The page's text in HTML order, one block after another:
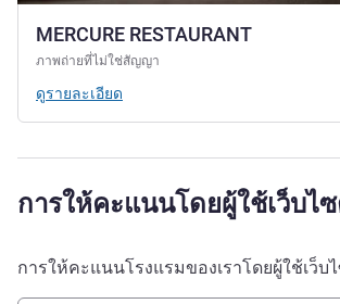
MERCURE RESTAURANT
ภาพถ่ายที่ไม่ใช่สัญญา
ดูรายละเอียด
การให้คะแนนโดยผู้ใช้เว็บไ
การให้คะแนนโรงแรมของเราโดยผู้ใช้เว็บ